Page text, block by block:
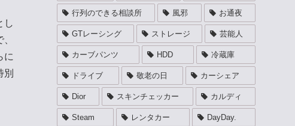
し
に
別
行列のできる相談所 風邪 お通夜
GTレーシング ストレージ 芸能人
カーブパンツ HDD 冷蔵庫
ドライブ 敬老の日 カーシェア
Dior スキンチェッカー カルディ
Steam レンタカー DayDay.